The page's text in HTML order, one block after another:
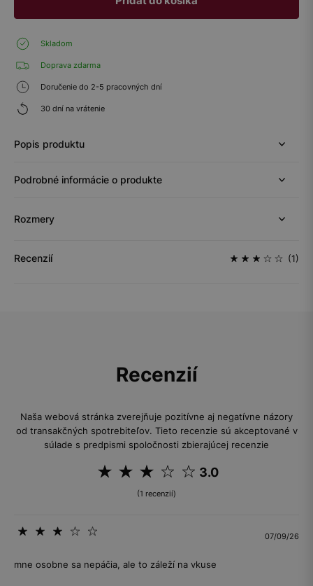
Skladom
Doprava zdarma
Doručenie do 2-5 pracovných dní
30 dní na vrátenie
Popis produktu
Podrobné informácie o produkte
Rozmery
Recenzií (1)
Recenzií
Naša webová stránka zverejňuje pozitívne aj negatívne názory
od transakčných spotrebiteľov. Tieto recenzie sú akceptované v
súlade s predpismi spoločnosti zbierajúcej recenzie
3.0
(1 recenzií)
07/09/26
mne osobne sa nepáčia, ale to záleží na vkuse